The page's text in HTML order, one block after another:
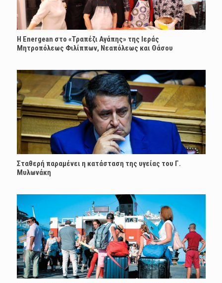
H Energean στο «Τραπέζι Αγάπης» της Ιεράς
Μητροπόλεως Φιλίππων, Νεαπόλεως και Θάσου
Σταθερή παραμένει η κατάσταση της υγείας του Γ.
Μυλωνάκη